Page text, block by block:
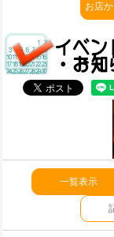
お店
一覧表示